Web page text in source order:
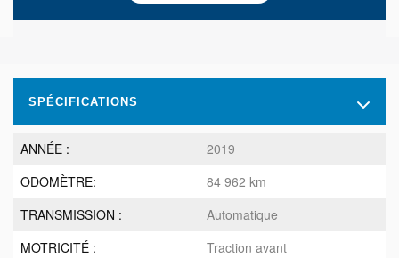
SPÉCIFICATIONS
ANNÉE :
2019
ODOMÈTRE:
84 962 km
TRANSMISSION :
Automatique
MOTRICITÉ :
Traction avant